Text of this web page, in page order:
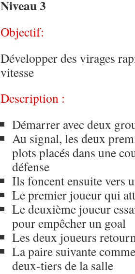
Niveau 3
Objectif:
Développer des virages
vitesse
Description :
Démarrer avec deux
Au signal, les deux
plots placés dans une
défense
Ils foncent ensuite vers
Le premier joueur qui
Le deuxième joueur
pour empêcher un goal
Les deux joueurs
La paire suivante
deux-tiers de la salle